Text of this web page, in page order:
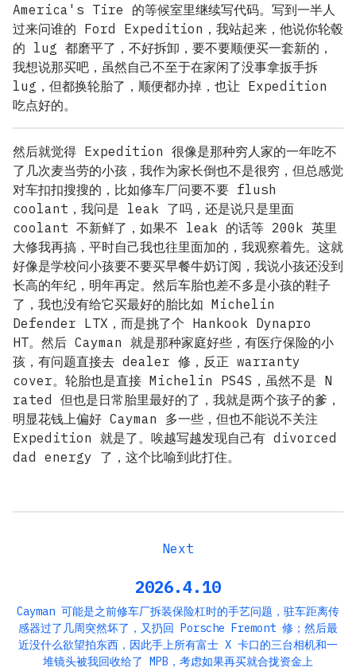
America's Tire 的等候室里继续写代码。写到一半人
过来问谁的 Ford Expedition，我站起来，他说你轮毂
的 lug 都磨平了，不好拆卸，要不要顺便买一套新的，
我想说那买吧，虽然自己不至于在家闲了没事拿扳手拆
lug，但都换轮胎了，顺便都办掉，也让 Expedition
吃点好的。
然后就觉得 Expedition 很像是那种穷人家的一年吃不
了几次麦当劳的小孩，我作为家长倒也不是很穷，但总感觉
对车扣扣搜搜的，比如修车厂问要不要 flush
coolant，我问是 leak 了吗，还是说只是里面
coolant 不新鲜了，如果不 leak 的话等 200k 英里
大修我再搞，平时自己我也往里面加的，我观察着先。这就
好像是学校问小孩要不要买早餐牛奶订阅，我说小孩还没到
长高的年纪，明年再定。然后车胎也差不多是小孩的鞋子
了，我也没有给它买最好的胎比如 Michelin
Defender LTX，而是挑了个 Hankook Dynapro
HT。然后 Cayman 就是那种家庭好些，有医疗保险的小
孩，有问题直接去 dealer 修，反正 warranty
cover。轮胎也是直接 Michelin PS4S，虽然不是 N
rated 但也是日常胎里最好的了，我就是两个孩子的爹，
明显花钱上偏好 Cayman 多一些，但也不能说不关注
Expedition 就是了。唉越写越发现自己有 divorced
dad energy 了，这个比喻到此打住。
2026.4.10
Cayman 可能是之前修车厂拆装保险杠时的手艺问题，驻车距离传
感器过了几周突然坏了，又扔回 Porsche Fremont 修；然后最
近没什么欲望拍东西，因此手上所有富士 X 卡口的三台相机和一
堆镜头被我回收给了 MPB，考虑如果再买就合拢资金上